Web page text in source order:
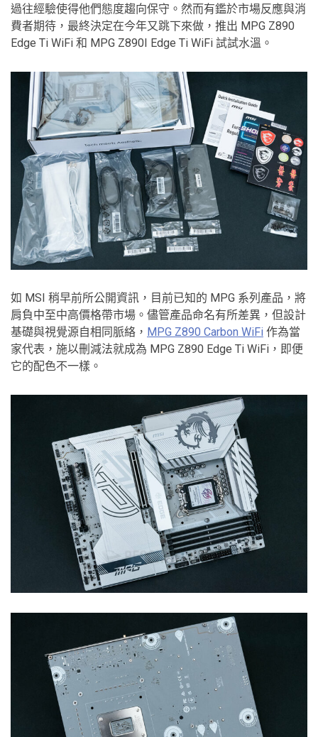
過往經驗使得他們態度趨向保守。然而有鑑於市場反應與消
費者期待，最終決定在今年又跳下來做，推出 MPG Z890
Edge Ti WiFi 和 MPG Z890I Edge Ti WiFi 試試水溫。
如 MSI 稍早前所公開資訊，目前已知的 MPG 系列產品，將
肩負中至中高價格帶市場。儘管產品命名有所差異，但設計
基礎與視覺源自相同脈絡， MPG Z890 Carbon WiFi 作為當
家代表，施以刪減法就成為 MPG Z890 Edge Ti WiFi，即便
它的配色不一樣。